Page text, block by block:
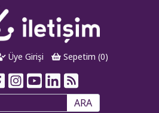
Üye Girişi Sepetim (0)
ARA